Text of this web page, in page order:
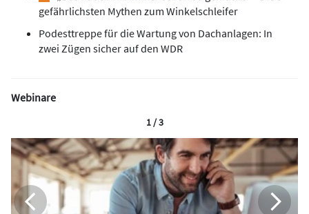
gefährlichsten Mythen zum Winkelschleifer
Podesttreppe für die Wartung von Dachanlagen: In
zwei Zügen sicher auf den WDR
Webinare
1 / 3